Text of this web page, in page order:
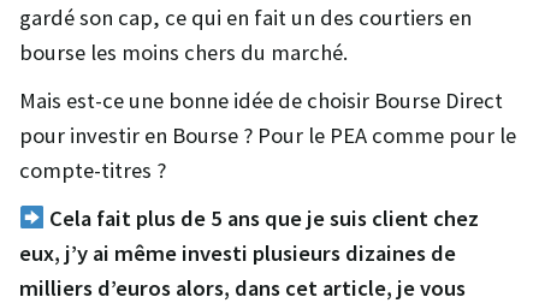
gardé son cap, ce qui en fait un des courtiers en
bourse les moins chers du marché.
Mais est-ce une bonne idée de choisir Bourse Direct
pour investir en Bourse ? Pour le PEA comme pour le
compte-titres ?
Cela fait plus de 5 ans que je suis client chez
eux, j’y ai même investi plusieurs dizaines de
milliers d’euros alors, dans cet article, je vous